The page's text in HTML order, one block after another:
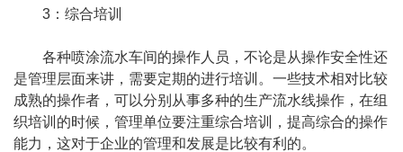
3：综合培训
各种喷涂流水车间的操作人员，不论是从操作安全性还
是管理层面来讲，需要定期的进行培训。一些技术相对比较
成熟的操作者，可以分别从事多种的生产流水线操作，在组
织培训的时候，管理单位要注重综合培训，提高综合的操作
能力，这对于企业的管理和发展是比较有利的。